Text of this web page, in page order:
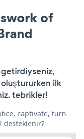
of
getirdiyseniz,
oluştururken ilk
tebrikler!
captivate, turn
desteklenir?